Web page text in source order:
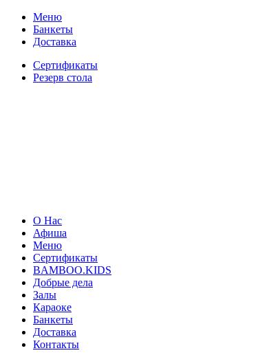
Меню
Банкеты
Доставка
Сертификаты
Резерв стола
О Нас
Афиша
Меню
Сертификаты
BAMBOO.KIDS
Добрые дела
Залы
Караоке
Банкеты
Доставка
Контакты